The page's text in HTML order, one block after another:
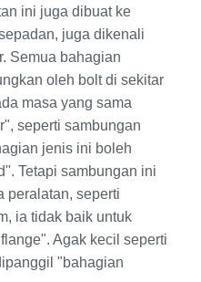
ini juga dibuat ke
juga dikenali
Semua bahagian
oleh bolt di sekitar
masa yang sama
seperti sambungan
jenis ini boleh
Tetapi sambungan ini
peralatan, seperti
ia tidak baik untuk
Agak kecil seperti
"bahagian